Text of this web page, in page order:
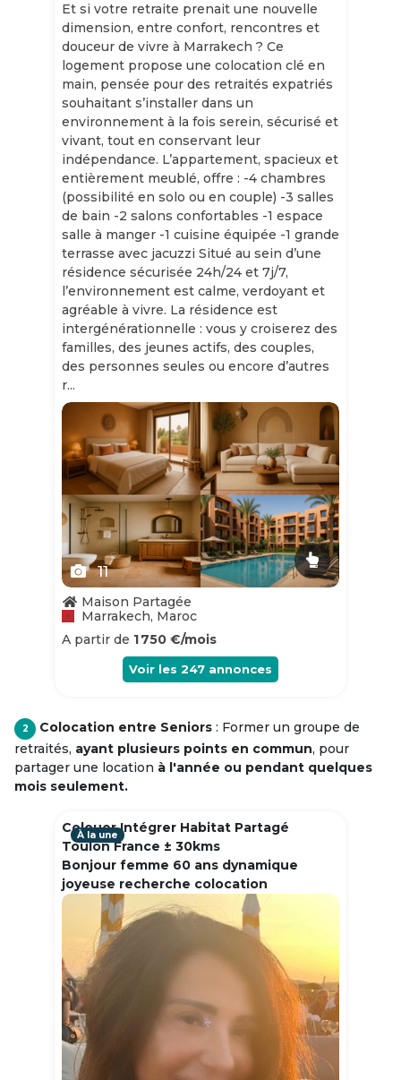
Et si votre retraite prenait une nouvelle
dimension, entre confort, rencontres et
douceur de vivre à Marrakech ? Ce
logement propose une colocation clé en
main, pensée pour des retraités expatriés
souhaitant s’installer dans un
environnement à la fois serein, sécurisé et
vivant, tout en conservant leur
indépendance. L’appartement, spacieux et
entièrement meublé, offre : -4 chambres
(possibilité en solo ou en couple) -3 salles
de bain -2 salons confortables -1 espace
salle à manger -1 cuisine équipée -1 grande
terrasse avec jacuzzi Situé au sein d’une
résidence sécurisée 24h/24 et 7j/7,
l’environnement est calme, verdoyant et
agréable à vivre. La résidence est
intergénérationnelle : vous y croiserez des
familles, des jeunes actifs, des couples,
des personnes seules ou encore d’autres
r...
Slide 1 of 11
11
Maison Partagée
Marrakech, Maroc
A partir de 1 750 €/mois
Voir les 247 annonces
2 Colocation entre Seniors : Former un groupe de
retraités, ayant plusieurs points en commun, pour
partager une location à l'année ou pendant quelques
mois seulement.
Colouer Intégrer Habitat Partagé
Toulon France ± 30kms
Bonjour femme 60 ans dynamique
joyeuse recherche colocation
À la une